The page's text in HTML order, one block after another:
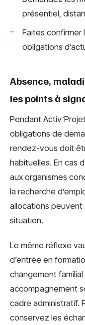
présentiel,
Faites confirmer
obligations
Absence,
les points à
Pendant
obligations de
rendez-vous doit
habituelles. En cas
aux organismes
la recherche
allocations
situation.
Le même réflexe
d’entrée en
changement
accompagnement
cadre administratif.
conservez les